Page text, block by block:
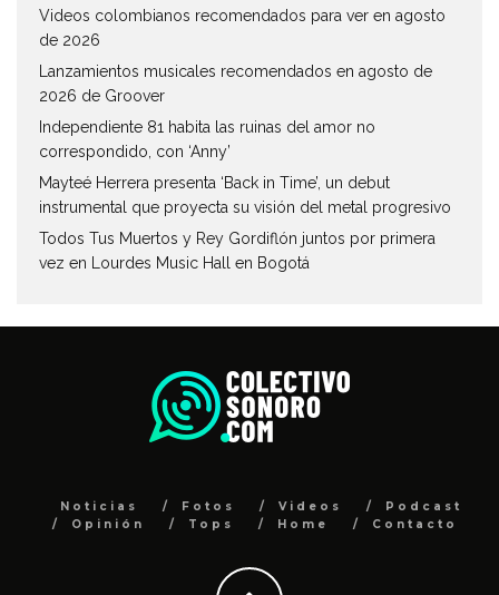
Videos colombianos recomendados para ver en agosto
de 2026
Lanzamientos musicales recomendados en agosto de
2026 de Groover
Independiente 81 habita las ruinas del amor no
correspondido, con ‘Anny’
Mayteé Herrera presenta ‘Back in Time’, un debut
instrumental que proyecta su visión del metal progresivo
Todos Tus Muertos y Rey Gordiflón juntos por primera
vez en Lourdes Music Hall en Bogotá
Noticias Fotos Videos
Podcast
Opinión
Tops Home Contacto